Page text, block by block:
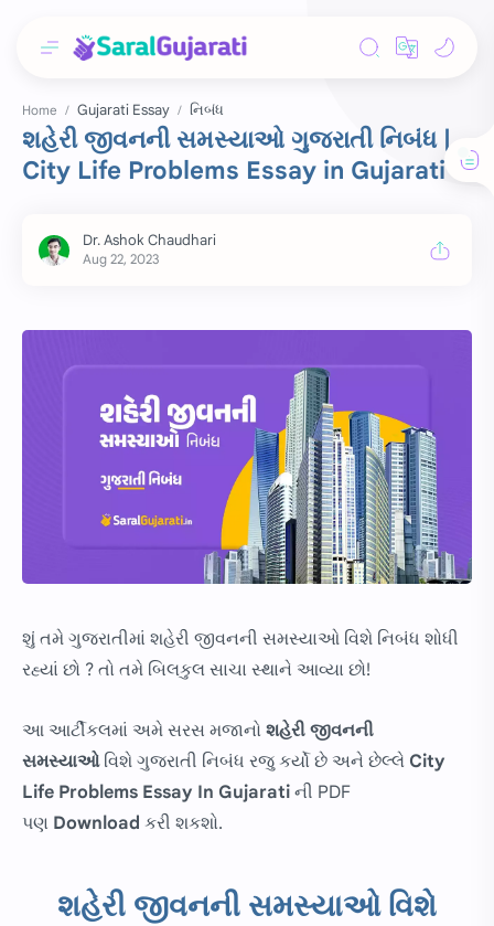
Home Gujarati Essay નિબંધ
શહેરી જીવનની સમસ્યાઓ ગુજરાતી નિબંધ |
City Life Problems Essay in Gujarati
શું તમે ગુજરાતીમાં શહેરી જીવનની સમસ્યાઓ વિશે નિબંધ શોધી
રહ્યાં છો ? તો તમે બિલકુલ સાચા સ્થાને આવ્યા છો!
આ આર્ટીકલમાં અમે સરસ મજાનો શહેરી જીવનની
સમસ્યાઓ વિશે ગુજરાતી નિબંધ રજુ કર્યો છે અને છેલ્લે City
Life Problems Essay In Gujarati ની PDF
પણ Download કરી શકશો.
શહેરી જીવનની સમસ્યાઓ વિશે